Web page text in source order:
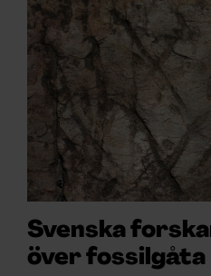
Svenska
över fossilgåta